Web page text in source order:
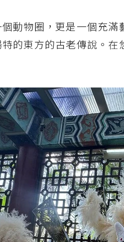
動物圈，更是一個充
的東方的古老傳說。